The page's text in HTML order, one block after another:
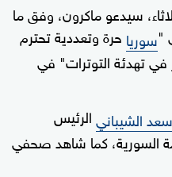
سيدعو ماكرون، وفق ما
"سوريا حرة وتعددية تحترم
تهدئة التوترات" في
الشيبانيالرئيس
السورية، كما شاهد صحفي